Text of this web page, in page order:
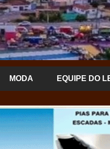
MODA EQUIPE DO